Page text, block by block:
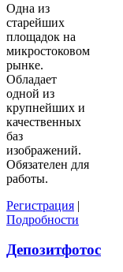
Одна из
старейших
площадок на
микростоковом
рынке.
Обладает
одной из
крупнейших и
качественных
баз
изображений.
Обязателен для
работы.
Регистрация |
Подробности
Депозитфотос